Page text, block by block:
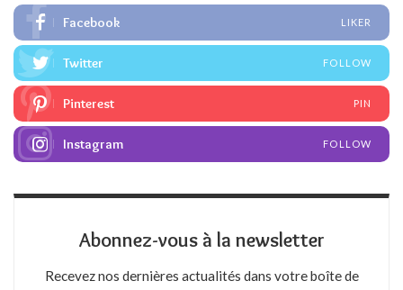
Facebook LIKER
Twitter FOLLOW
Pinterest PIN
Instagram FOLLOW
Abonnez-vous à la newsletter
Recevez nos dernières actualités dans votre boîte de